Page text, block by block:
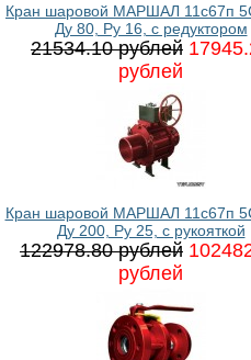
Кран шаровой МАРШАЛ 11с67п
Ду 80, Ру 16, с редуктором
21534.10 рублей
рублей
Кран шаровой МАРШАЛ 11с67п
Ду 200, Ру 25, с рукояткой
122978.80 рублей
рублей